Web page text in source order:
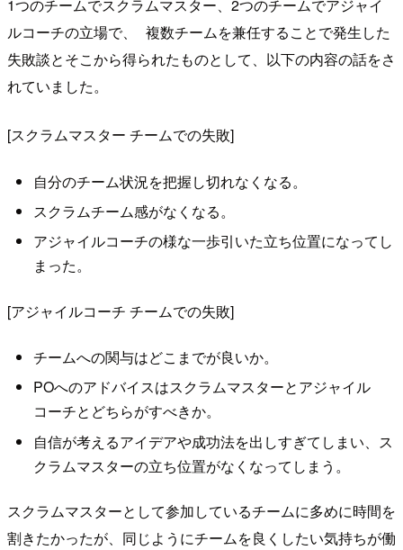
1つのチームでスクラムマスター、2つのチームでアジャイ
ルコーチの立場で、 複数チームを兼任することで発生した
失敗談とそこから得られたものとして、以下の内容の話をさ
れていました。
[スクラムマスター チームでの失敗]
自分のチーム状況を把握し切れなくなる。
スクラムチーム感がなくなる。
アジャイルコーチの様な一歩引いた立ち位置になってし
まった。
[アジャイルコーチ チームでの失敗]
チームへの関与はどこまでが良いか。
POへのアドバイスはスクラムマスターとアジャイル
コーチとどちらがすべきか。
自信が考えるアイデアや成功法を出しすぎてしまい、ス
クラムマスターの立ち位置がなくなってしまう。
スクラムマスターとして参加しているチームに多めに時間を
割きたかったが、同じようにチームを良くしたい気持ちが働